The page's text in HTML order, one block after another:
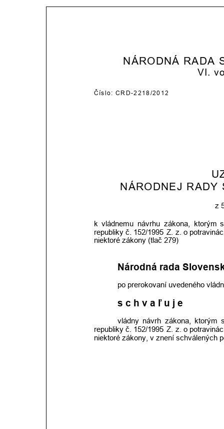
NÁRODNÁ RADA
VI.
Číslo: CRD-2218/2012
NÁRODNEJ RADY
z
k vládnemu návrhu zákona, ktorým
republiky č. 152/1995 Z. z. o
niektoré zákony (tlač 279)
Národná rada
po prerokovaní uvedeného
s c h v a ľ u j e
vládny návrh zákona, ktorým
republiky č. 152/1995 Z. z. o
niektoré zákony, v znení schválených